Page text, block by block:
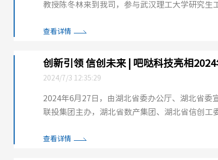
教授陈冬林来到我司，参与武汉理工大学研究
查看详情
创新引领 信创未来 | 吧哒科技亮相
2024/7/3 12:35:29
2024年6月27日，由湖北省委办公厅、湖北省委
联投集团主办，湖北省数产集团、湖北省信创
查看详情